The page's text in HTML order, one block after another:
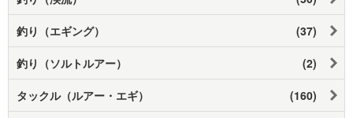
釣り（エギング） (37)
釣り（ソルトルアー） (2)
タックル（ルアー・エギ） (160)